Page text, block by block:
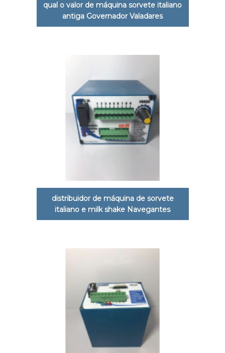
qual o valor de máquina sorvete italiano
antiga Governador Valadares
distribuidor de máquina de sorvete
italiano e milk shake Navegantes